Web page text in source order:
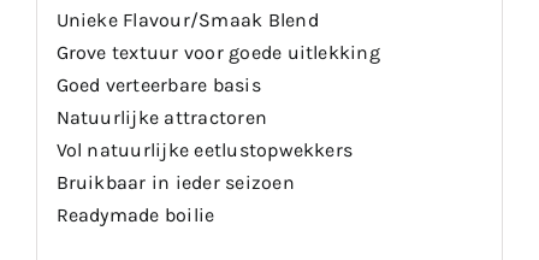
Unieke Flavour/Smaak Blend
Grove textuur voor goede uitlekking
Goed verteerbare basis
Natuurlijke attractoren
Vol natuurlijke eetlustopwekkers
Bruikbaar in ieder seizoen
Readymade boilie